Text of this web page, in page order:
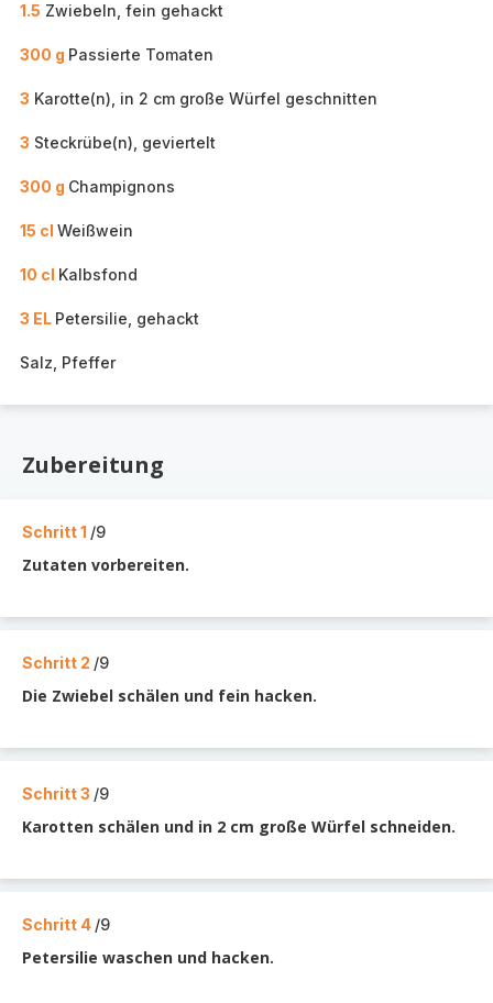
1.5 Zwiebeln, fein gehackt
300 g Passierte Tomaten
3 Karotte(n), in 2 cm große Würfel geschnitten
3 Steckrübe(n), geviertelt
300 g Champignons
15 cl Weißwein
10 cl Kalbsfond
3 EL Petersilie, gehackt
Salz, Pfeffer
Zubereitung
Schritt 1 /9
Zutaten vorbereiten.
Schritt 2 /9
Die Zwiebel schälen und fein hacken.
Schritt 3 /9
Karotten schälen und in 2 cm große Würfel schneiden.
Schritt 4 /9
Petersilie waschen und hacken.